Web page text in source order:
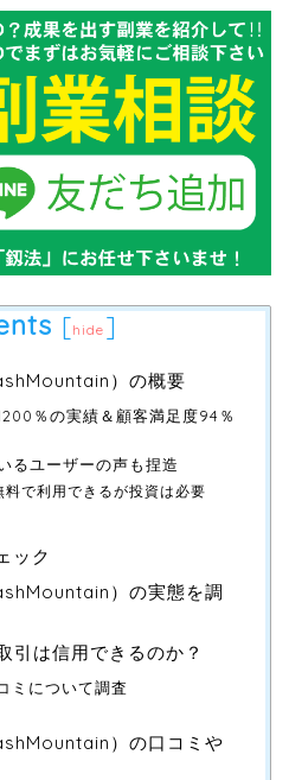
[hide ]
）の概要
％の実績＆顧客満足度94％
るユーザーの声も捏造
料で利用できるが投資は必要
ック
）の実態を調
引は信用できるのか？
ミについて調査
）の口コミや